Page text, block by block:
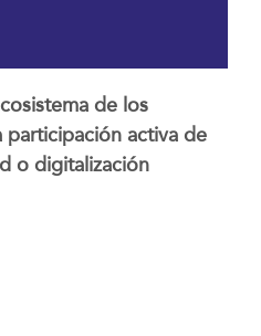
de los
participación activa de
o digitalización